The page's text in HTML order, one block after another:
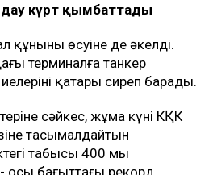
күрт қымбаттады
өсуіне де әкелді.
терминалға танкер
қатары сиреп барады.
сәйкес, жұма күні КҚК
тасымалдайтын
табысы 400 мың
осы бағыттағы рекорд